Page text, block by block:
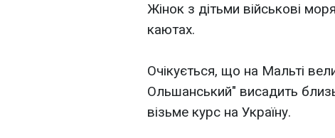
Жінок з дітьми військові
каютах.
Очікується, що на Мальті
Ольшанський" висадить
візьме курс на Україну.